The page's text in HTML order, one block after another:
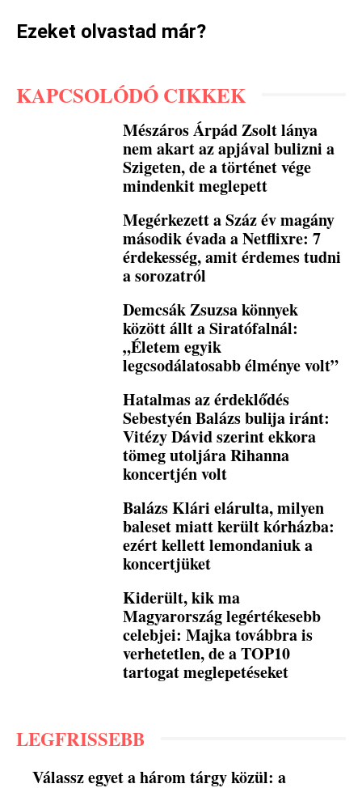
Ezeket olvastad már?
KAPCSOLÓDÓ CIKKEK
Mészáros Árpád Zsolt lánya
nem akart az apjával bulizni a
Szigeten, de a történet vége
mindenkit meglepett
Megérkezett a Száz év magány
második évada a Netflixre: 7
érdekesség, amit érdemes tudni
a sorozatról
Demcsák Zsuzsa könnyek
között állt a Siratófalnál:
„Életem egyik
legcsodálatosabb élménye volt”
Hatalmas az érdeklődés
Sebestyén Balázs bulija iránt:
Vitézy Dávid szerint ekkora
tömeg utoljára Rihanna
koncertjén volt
Balázs Klári elárulta, milyen
baleset miatt került kórházba:
ezért kellett lemondaniuk a
koncertjüket
Kiderült, kik ma
Magyarország legértékesebb
celebjei: Majka továbbra is
verhetetlen, de a TOP10
tartogat meglepetéseket
LEGFRISSEBB
Válassz egyet a három tárgy közül: a